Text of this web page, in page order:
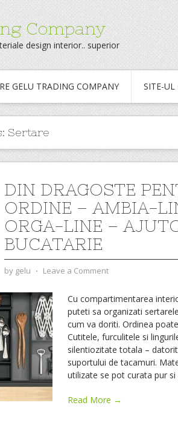
Company
design interior.. superior
GELU TRADING COMPANY SITE-UL
Sertare
DIN DRAGOSTE
ORDINE – AMBIA-
ORGA-LINE –
BUCATARIE
by gelu ⋅ Leave a Comment
Cu compartimentarea
puteti sa organizati
cum va doriti. Ordinea
Cutitele, furculitele si
silentiozitate totala –
suportului de tacamuri.
utilizate se pot curata pur
Read More →